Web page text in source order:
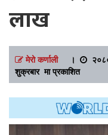
लाख
मेरो कर्णाली।
शुक्रबार मा प्रकाशित